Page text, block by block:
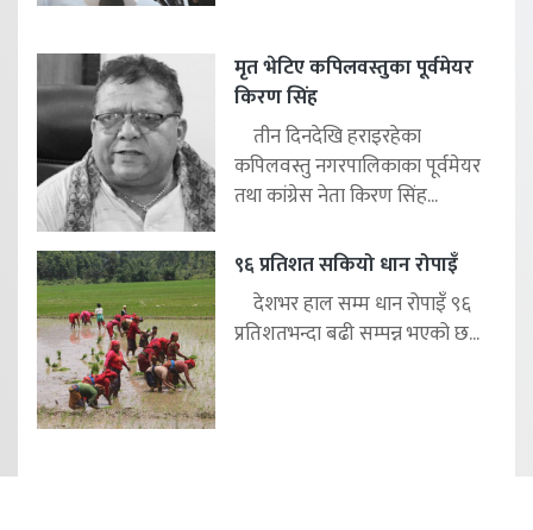
मृत भेटिए कपिलवस्तुका पूर्वमेयर
किरण सिंह
तीन दिनदेखि हराइरहेका
कपिलवस्तु नगरपालिकाका पूर्वमेयर
तथा कांग्रेस नेता किरण सिंह...
९६ प्रतिशत सकियो धान रोपाइँ
देशभर हाल सम्म धान रोपाइँ ९६
प्रतिशतभन्दा बढी सम्पन्न भएको छ...